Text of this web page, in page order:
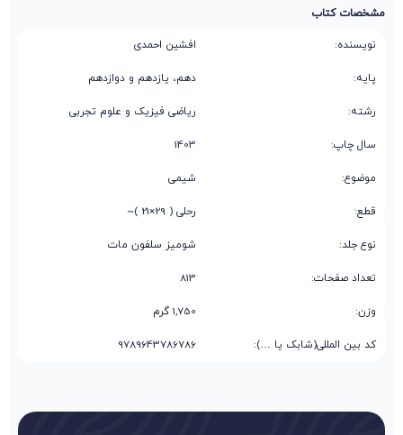
مشخصات کتاب
نویسنده: افشین احمدی
پایه: دهم، یازدهم و دوازدهم
رشته: ریاضی فیزیک و علوم تجربی
سال چاپ: 1403
موضوع: شیمی
قطع: رحلی ( 29×21 )~
نوع جلد: شومیز سلفون مات
تعداد صفحات: 813
وزن: 1,750 گرم
کد بین المللی(شابک یا …): 9789643786786